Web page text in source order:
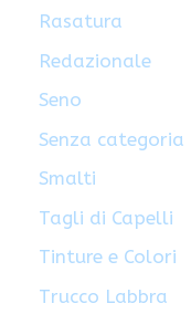
Rasatura
Redazionale
Seno
Senza categoria
Smalti
Tagli di Capelli
Tinture e Colori
Trucco Labbra